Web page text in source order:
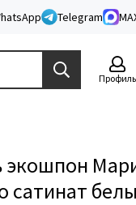
Telegram
Профиль
экошпон
сатинат